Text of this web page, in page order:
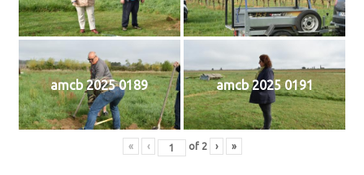
amcb 2025 0189 amcb 2025 0191
« ‹ of 2 › »